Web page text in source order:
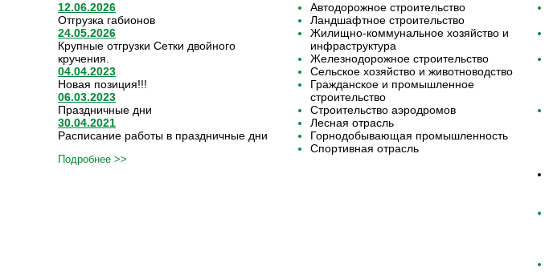
12.06.2026
Отгрузка габионов
24.05.2026
Крупные отгрузки Сетки двойного
кручения.
04.04.2023
Новая позиция!!!
06.03.2023
Праздничные дни
30.04.2021
Расписание работы в праздничные дни
Подробнее >>
Автодорожное строительство
Ландшафтное строительство
Жилищно-коммунальное хозяйство и
инфраструктура
Железнодорожное строительство
Сельское хозяйство и животноводство
Гражданское и промышленное
строительство
Строительство аэродромов
Лесная отрасль
Горнодобывающая промышленность
Спортивная отрасль